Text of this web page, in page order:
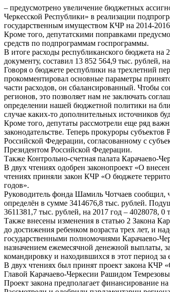
– предусмотрено увеличение бюджетных
Черкесской Республики» в реализации
государственным имуществом КЧР на 2014-
Кроме того, депутатскими поправками
средств по подпрограммам госпрограммы.
В итоге расходы республиканского бюджета
документу, составил 13 852 564,9 тыс. рублей,
Говоря о бюджете республики на трехлетний
прокомментировал основные параметры
части расходов, он сбалансированный. Чтобы
регионов, это позволяет нам не заключать
определении нашей бюджетной политики на
случае каких-то дополнительных источников
Кроме того, депутаты рассмотрели еще ряд
законодательстве. Теперь прокуроры
Российской Федерации, согласованному с
Президентом Российской Федерации.
Также Контрольно-счетная палата Карачаево-
В двух чтениях одобрен законопроект «О
чтениях приняли закон КЧР «О бюджете
годов».
Руководитель фонда Шамиль Чотчаев сообщил,
определён в сумме 3414676,8 тыс. рублей.
3611381,7 тыс. рублей, на 2017 год – 4028078,
Также внесены изменения в статью 2 Закона
до достижения ребенком возраста трех лет, и
государственными полномочиями Карачаево-
назначением ежемесячной денежной выплаты,
командировку и находившихся в этот период за
В двух чтениях был принят проект закона КЧР
Главой Карачаево-Черкесии Рашидом
Проект закона предполагает финансирование